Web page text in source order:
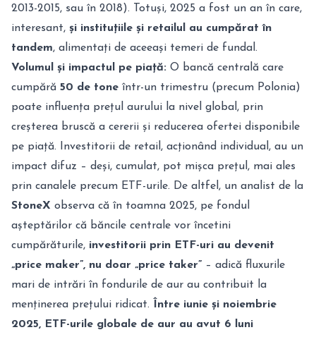
2013-2015, sau în 2018). Totuși, 2025 a fost un an în care,
interesant, și instituțiile și retailul au cumpărat în
tandem, alimentați de aceeași temeri de fundal.
Volumul și impactul pe piață: O bancă centrală care
cumpără 50 de tone într-un trimestru (precum Polonia)
poate influența prețul aurului la nivel global, prin
creșterea bruscă a cererii și reducerea ofertei disponibile
pe piață. Investitorii de retail, acționând individual, au un
impact difuz – deși, cumulat, pot mișca prețul, mai ales
prin canalele precum ETF-urile. De altfel, un analist de la
StoneX observa că în toamna 2025, pe fondul
așteptărilor că băncile centrale vor încetini
cumpărăturile, investitorii prin ETF-uri au devenit
„price maker”, nu doar „price taker” – adică fluxurile
mari de intrări în fondurile de aur au contribuit la
menținerea prețului ridicat. Între iunie și noiembrie
2025, ETF-urile globale de aur au avut 6 luni